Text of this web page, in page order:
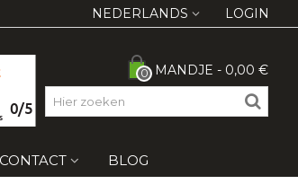
LOGIN
NEDERLANDS
0/5
0 MANDJE - 0,00 €
CONTACT BLOG